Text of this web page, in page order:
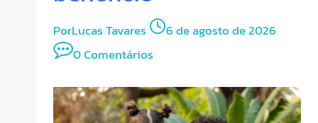
PorLucas Tavares
6 de agosto de 2026
0 Comentários